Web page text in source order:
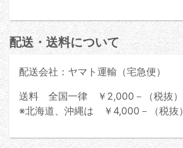
配送・送料について
配送会社：ヤマト運輸（宅急便）
送料 全国一律 ￥2,000－（税抜）
※北海道、沖縄は ￥4,000－（税抜）